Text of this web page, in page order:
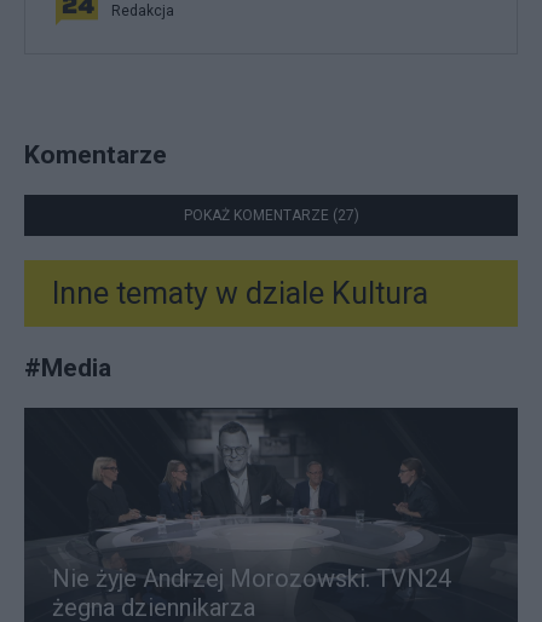
Redakcja
Komentarze
POKAŻ KOMENTARZE (27)
Inne tematy w dziale Kultura
#Media
Nie żyje Andrzej Morozowski. TVN24
żegna dziennikarza